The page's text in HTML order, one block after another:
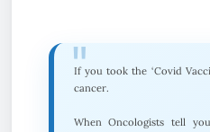
If you took the ‘Covid
cancer.
When Oncologists tell